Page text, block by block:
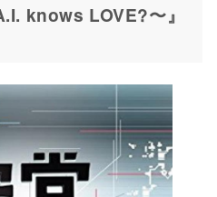
knows LOVE?〜』